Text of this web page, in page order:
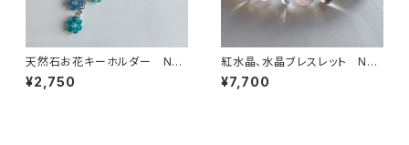
天然石お花キーホルダー No.
78013
¥2,750
紅水晶、水晶ブレスレット No.1
5273
¥7,700